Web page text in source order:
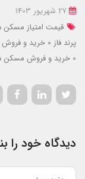
قیمت امتیاز مسکن
پرند فاز 0
خرید و فروش
0 خرید و فروش مسکن
دیدگاه خود را